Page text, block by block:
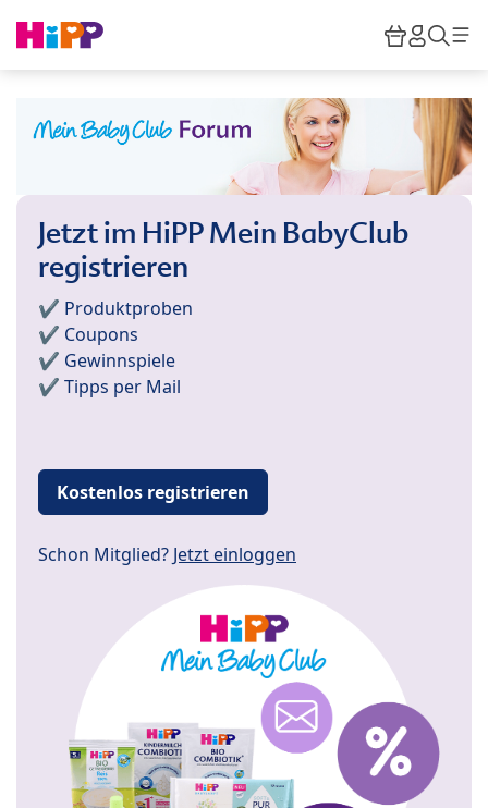
HiPP
Jetzt im HiPP Mein BabyClub
registrieren
✔️ Produktproben
✔️ Coupons
✔️ Gewinnspiele
✔️ Tipps per Mail
Kostenlos registrieren
Schon Mitglied? Jetzt einloggen